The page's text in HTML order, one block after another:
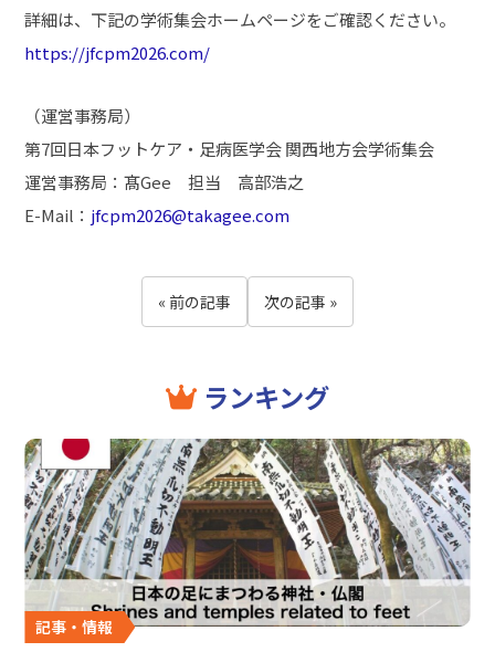
詳細は、下記の学術集会ホームページをご確認ください。
https://jfcpm2026.com/
（運営事務局）
第7回日本フットケア・足病医学会 関西地方会学術集会
運営事務局：髙Gee 担当 高部浩之
E-Mail： jfcpm2026@takagee.com
« 前の記事 次の記事 »
ランキング
記事・情報